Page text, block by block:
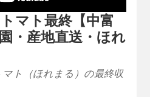
マト最終【中富
・産地直送・ほれ
ト（ほれまる）の最終収